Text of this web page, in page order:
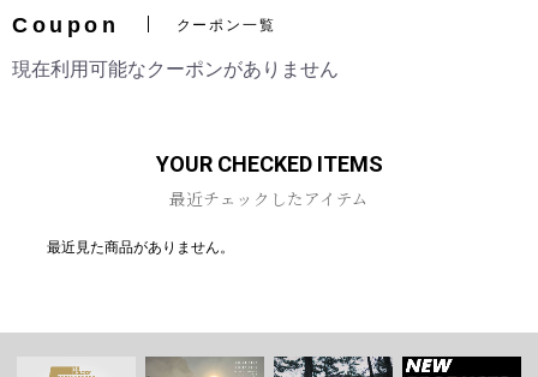
Coupon クーポン一覧
現在利用可能なクーポンがありません
YOUR CHECKED ITEMS
最近チェックしたアイテム
最近見た商品がありません。